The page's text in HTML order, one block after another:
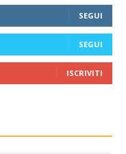
SEGUI
SEGUI
ISCRIVITI